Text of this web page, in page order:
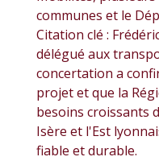
communes et le
Citation clé :
délégué aux
concertation a
projet et que la
besoins croissants
Isère et l'Est
fiable et durable.